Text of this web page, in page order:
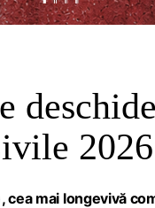
2026
cea mai longevivă